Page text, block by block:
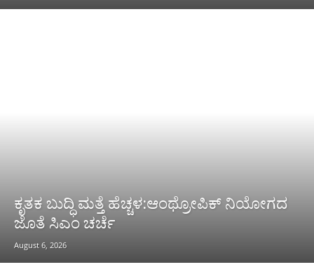
ಕೃತಕ ಬುದ್ಧಿ ಮತ್ತೆ ಹೆಚ್ಚಳ:ಆಂಥ್ರೋಪಿಕ್ ನಿಯೋಗದ
ಜೊತೆ ಸಿಎಂ ಚರ್ಚೆ
August 6, 2026